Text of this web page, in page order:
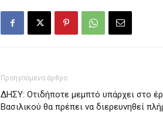
Προηγούμενο άρθρο
ΔΗΣΥ: Οτιδήποτε μεμπτό υπάρχει στο
Βασιλικού θα πρέπει να διερευνηθεί